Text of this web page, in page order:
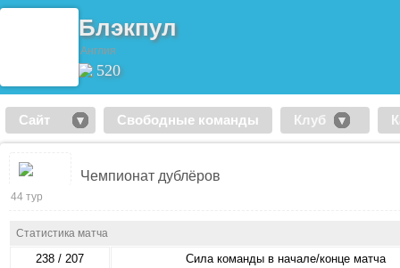
Блэкпул
Англия
520
Сайт Свободные команды Клуб
Чемпионат дублёров
44 тур
Статистика матча
238 / 207
Сила команды в начале/конце матча